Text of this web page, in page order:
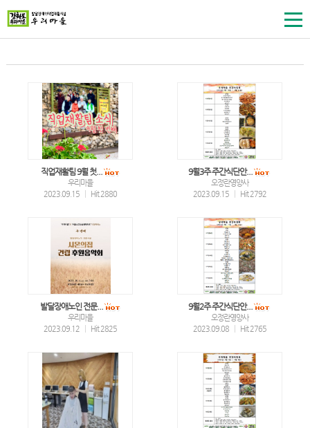
직업재활팀 9월 첫...
우리마을
2023.09.15
Hit 2880
9월3주 주간식단안...
오정란영양사
2023.09.15
Hit 2792
발달장애노인 전문...
우리마을
2023.09.12
Hit 2825
9월2주 주간식단안...
오정란영양사
2023.09.08
Hit 2765